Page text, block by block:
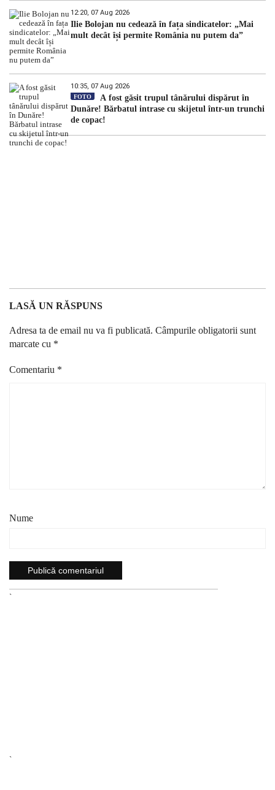
12:20, 07 Aug 2026
Ilie Bolojan nu cedează în fața sindicatelor: „Mai
mult decât își permite România nu putem da”
10:35, 07 Aug 2026
FOTO
A fost găsit trupul tânărului dispărut în
Dunăre! Bărbatul intrase cu skijetul într-un trunchi
de copac!
LASĂ UN RĂSPUNS
Adresa ta de email nu va fi publicată. Câmpurile obligatorii sunt
marcate cu *
Comentariu *
Nume
`
`